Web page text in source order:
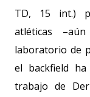
TD, 15 int.)
atléticas
laboratorio de
el backfield
trabajo de